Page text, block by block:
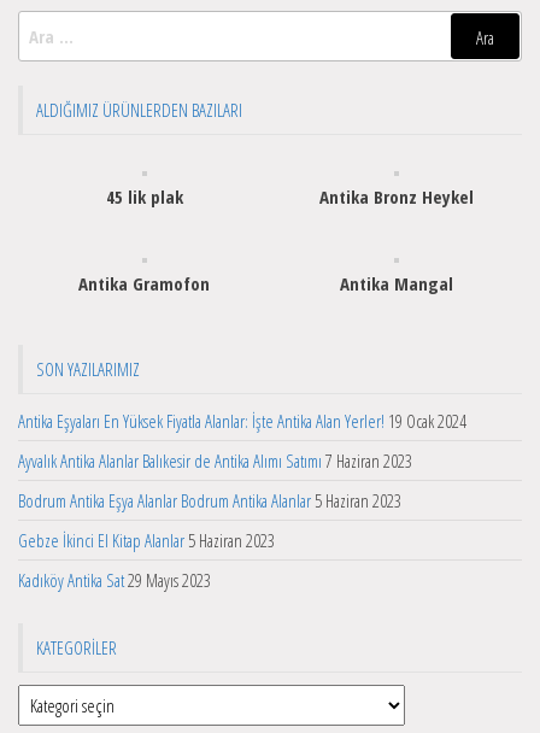
ALDIĞIMIZ ÜRÜNLERDEN BAZILARI
45 lik plak Antika Bronz Heykel
Antika Gramofon Antika Mangal
SON YAZILARIMIZ
Antika Eşyaları En Yüksek Fiyatla Alanlar: İşte Antika Alan Yerler! 19 Ocak 2024
Ayvalık Antika Alanlar Balıkesir de Antika Alımı Satımı 7 Haziran 2023
Bodrum Antika Eşya Alanlar Bodrum Antika Alanlar 5 Haziran 2023
Gebze İkinci El Kitap Alanlar 5 Haziran 2023
Kadıköy Antika Sat29 Mayıs 2023
KATEGORILER
Kategoriler